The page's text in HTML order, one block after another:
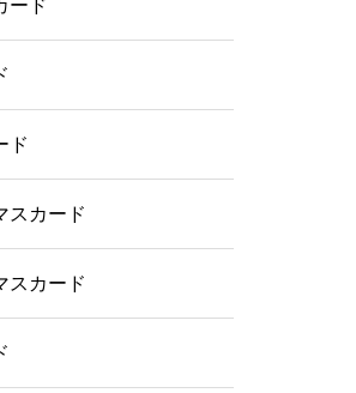
ード
ド
スカード
スカード